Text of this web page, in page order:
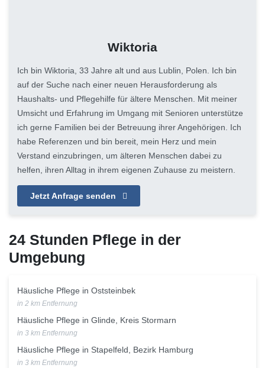
Wiktoria
Ich bin Wiktoria, 33 Jahre alt und aus Lublin, Polen. Ich bin
auf der Suche nach einer neuen Herausforderung als
Haushalts- und Pflegehilfe für ältere Menschen. Mit meiner
Umsicht und Erfahrung im Umgang mit Senioren unterstütze
ich gerne Familien bei der Betreuung ihrer Angehörigen. Ich
habe Referenzen und bin bereit, mein Herz und mein
Verstand einzubringen, um älteren Menschen dabei zu
helfen, ihren Alltag in ihrem eigenen Zuhause zu meistern.
Jetzt Anfrage senden
24 Stunden Pflege in der
Umgebung
Häusliche Pflege in Oststeinbek
in 2 km Entfernung
Häusliche Pflege in Glinde, Kreis Stormarn
in 3 km Entfernung
Häusliche Pflege in Stapelfeld, Bezirk Hamburg
in 3 km Entfernung